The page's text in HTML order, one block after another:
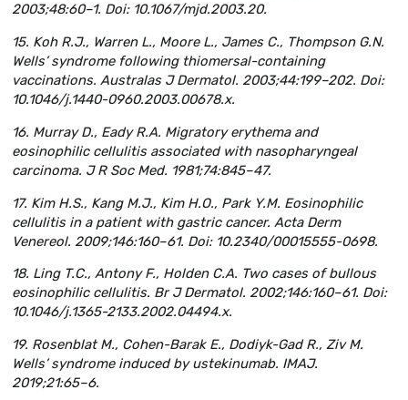
2003;48:60–1. Doi: 10.1067/mjd.2003.20.
15. Koh R.J., Warren L., Moore L., James C., Thompson G.N.
Wells’ syndrome following thiomersal-containing
vaccinations. Australas J Dermatol. 2003;44:199–202. Doi:
10.1046/j.1440-0960.2003.00678.x.
16. Murray D., Eady R.A. Migratory erythema and
eosinophilic cellulitis associated with nasopharyngeal
carcinoma. J R Soc Med. 1981;74:845–47.
17. Kim H.S., Kang M.J., Kim H.O., Park Y.M. Eosinophilic
cellulitis in a patient with gastric cancer. Acta Derm
Venereol. 2009;146:160–61. Doi: 10.2340/00015555-0698.
18. Ling T.C., Antony F., Holden C.A. Two cases of bullous
eosinophilic cellulitis. Br J Dermatol. 2002;146:160–61. Doi:
10.1046/j.1365-2133.2002.04494.x.
19. Rosenblat M., Cohen-Barak E., Dodiyk-Gad R., Ziv M.
Wells’ syndrome induced by ustekinumab. IMAJ.
2019;21:65–6.